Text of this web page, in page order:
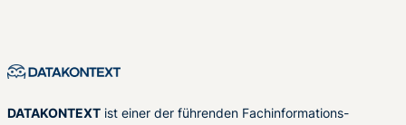
DATAKONTEXT ist einer der führenden Fachinformations-